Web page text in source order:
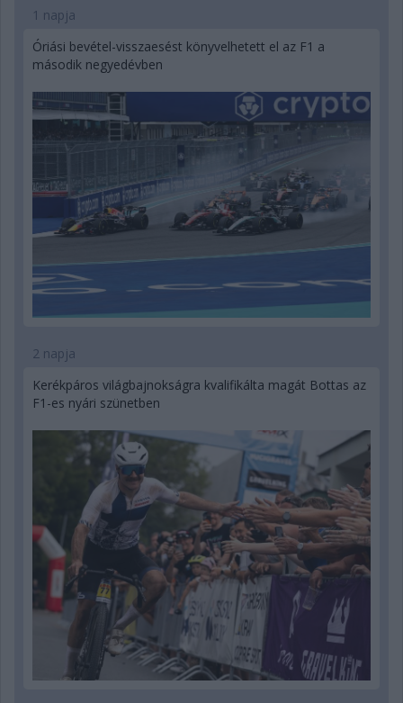
1 napja
Óriási bevétel-visszaesést könyvelhetett el az F1 a
második negyedévben
2 napja
Kerékpáros világbajnokságra kvalifikálta magát Bottas az
F1-es nyári szünetben